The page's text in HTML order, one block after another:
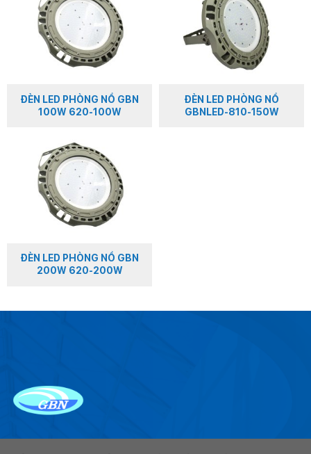
ĐÈN LED PHÒNG NỔ GBN
100W 620-100W
ĐÈN LED PHÒNG NỔ
GBNLED-810-150W
ĐÈN LED PHÒNG NỔ GBN
200W 620-200W